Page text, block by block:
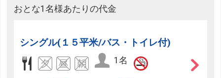
おとな1名様あたりの代金
シングル(１５平米/バス・トイレ付)
1名